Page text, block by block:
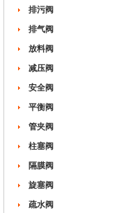
排污阀
排气阀
放料阀
减压阀
安全阀
平衡阀
管夹阀
柱塞阀
隔膜阀
旋塞阀
疏水阀